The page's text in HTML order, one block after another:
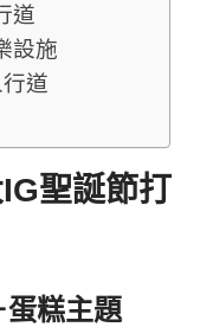
道
設施
道
聖誕節打
蛋糕主題